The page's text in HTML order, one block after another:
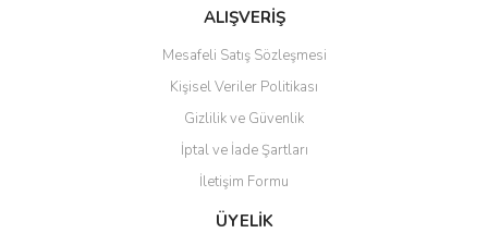
Bu ürüne benzer farklı alternatifler olmalı.
Gönder
ALIŞVERİŞ
Mesafeli Satış Sözleşmesi
Kişisel Veriler Politikası
Gizlilik ve Güvenlik
İptal ve İade Şartları
İletişim Formu
ÜYELİK